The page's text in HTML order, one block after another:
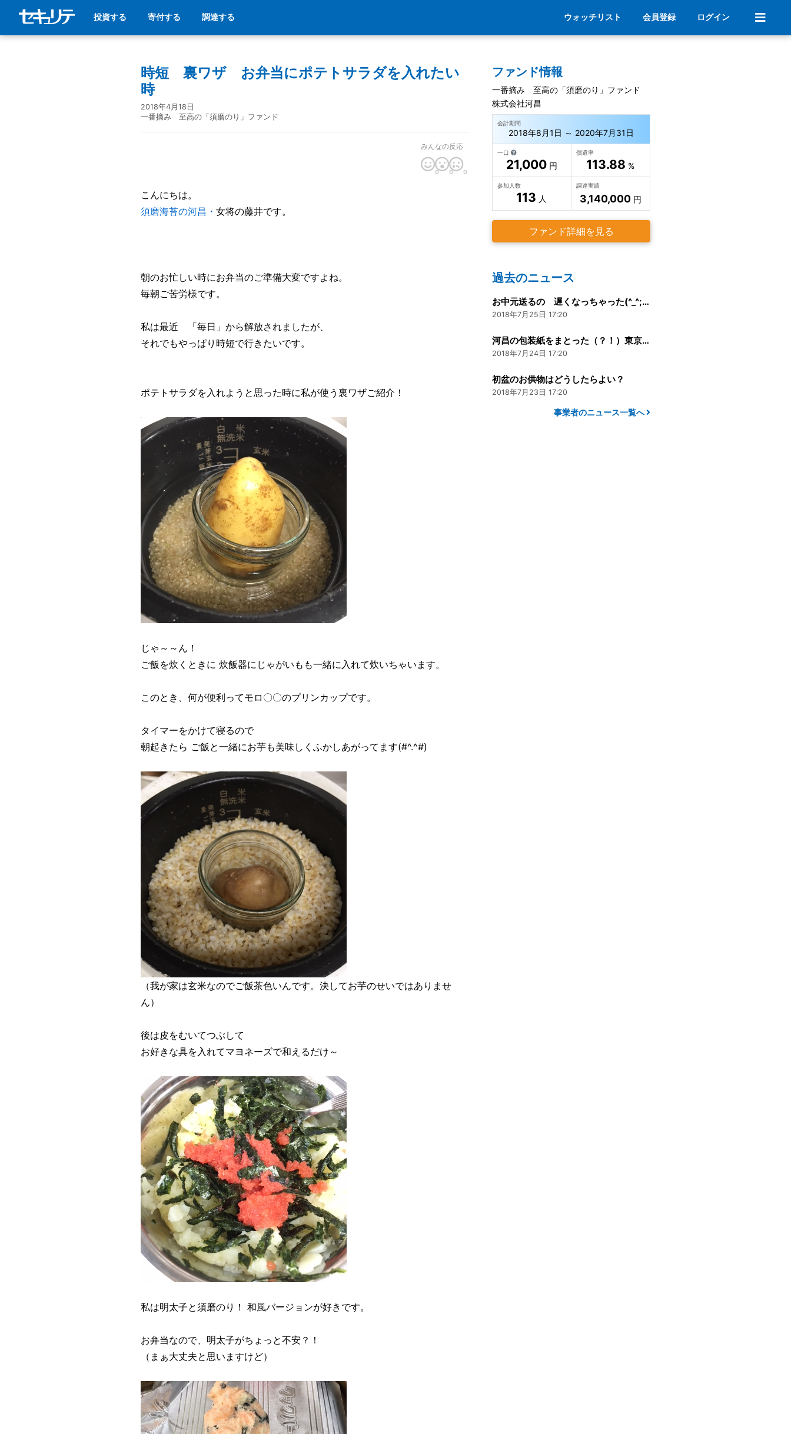
投資する 寄付する 調達する ウォッチリスト 会員登録 ログイン
時短 裏ワザ お弁当にポテトサラダを入れたい
時
2018年4月18日
一番摘み 至高の「須磨のり」ファンド
みんなの反応
0 0 0
こんにちは。
須磨海苔の河昌・ 女将の藤井です。
朝のお忙しい時にお弁当のご準備大変ですよね。
毎朝ご苦労様です。
私は最近 「毎日」から解放されましたが、
それでもやっぱり時短で行きたいです。
ポテトサラダを入れようと思った時に私が使う裏ワザご紹介！
じゃ～～ん！
ご飯を炊くときに 炊飯器にじゃがいもも一緒に入れて炊いちゃいます。
このとき、何が便利ってモロ〇〇のプリンカップです。
タイマーをかけて寝るので
朝起きたら ご飯と一緒にお芋も美味しくふかしあがってます(#^.^#)
（我が家は玄米なのでご飯茶色いんです。決してお芋のせいではありませ
ん）
後は皮をむいてつぶして
お好きな具を入れてマヨネーズで和えるだけ～
私は明太子と須磨のり！ 和風バージョンが好きです。
お弁当なので、明太子がちょっと不安？！
（まぁ大丈夫と思いますけど）
ファンド情報
一番摘み 至高の「須磨のり」ファンド
株式会社河昌
会計期間
2018年8月1日 ～ 2020年7月31日
一口
21,000円
償還率
113.88 %
参加人数
113 人
調達実績
3,140,000円
ファンド詳細を見る
過去のニュース
お中元送るの 遅くなっちゃった(^_^;)まだ間に合う？！という方へ
2018年7月25日 17:20
河昌の包装紙をまとった（？！）東京オリンピック＆パラリンピックマスコットちゃん その後
2018年7月24日 17:20
初盆のお供物はどうしたらよい？
2018年7月23日 17:20
事業者のニュース一覧へ